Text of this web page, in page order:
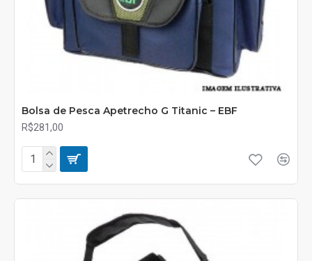
Bolsa de Pesca Apetrecho G Titanic – EBF
R$281,00